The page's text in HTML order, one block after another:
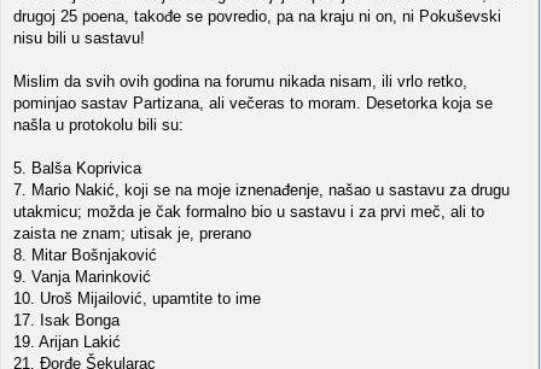
drugoj 25 poena, takođe se povredio, pa na kraju ni on, ni Pokuševski
nisu bili u sastavu!
Mislim da svih ovih godina na forumu nikada nisam, ili vrlo retko,
pominjao sastav Partizana, ali večeras to moram. Desetorka koja se
našla u protokolu bili su:
5. Balša Koprivica
7. Mario Nakić, koji se na moje iznenađenje, našao u sastavu za drugu
utakmicu; možda je čak formalno bio u sastavu i za prvi meč, ali to
zaista ne znam; utisak je, prerano
8. Mitar Bošnjaković
9. Vanja Marinković
10. Uroš Mijailović, upamtite to ime
17. Isak Bonga
19. Arijan Lakić
21. Đorđe Šekularac